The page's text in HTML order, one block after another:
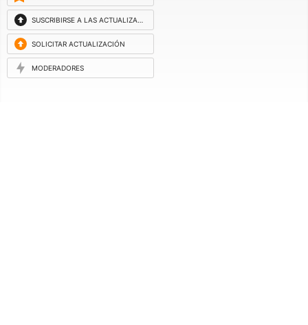
SUSCRIBIRSE A LAS ACTUALIZACIONES
SOLICITAR ACTUALIZACIÓN
MODERADORES